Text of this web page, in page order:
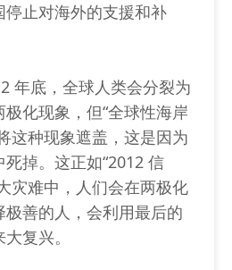
止对海外的支援和补
年底，全球人类会分裂为
化现象，但“全球性海岸
这种现象遮盖，这是因为
掉。这正如“2012 信
灾难中，人们会在两极化
善的人，会利用最后的
复兴。